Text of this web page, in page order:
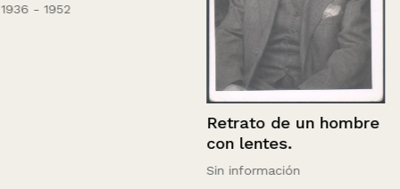
1936 - 1952
Retrato de un hombre
con lentes.
Sin información